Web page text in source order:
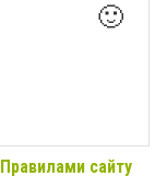
🙂
Правилами сайту